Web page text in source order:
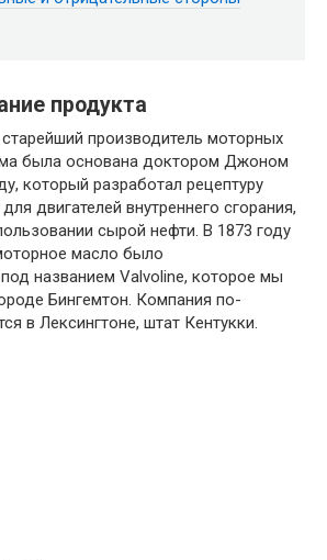
продукта
производитель моторных
была основана доктором Джоном
который разработал рецептуру
двигателей внутреннего сгорания,
сырой нефти. В 1873 году
масло было
названием Valvoline, которое мы
Бингемтон. Компания по-
в Лексингтоне, штат Кентукки.